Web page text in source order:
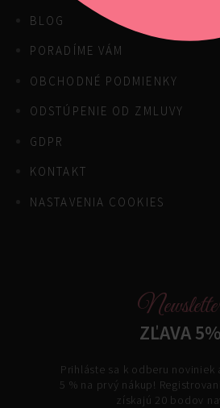
BLOG
PORADÍME VÁM
OBCHODNÉ PODMIENKY
ODSTÚPENIE OD ZMLUVY
GDPR
KONTAKT
NASTAVENIA COOKIES
ZĽAVA 5%
Prihláste sa k odberu noviniek
5 % na prvý nákup!
získajú 20 bodov